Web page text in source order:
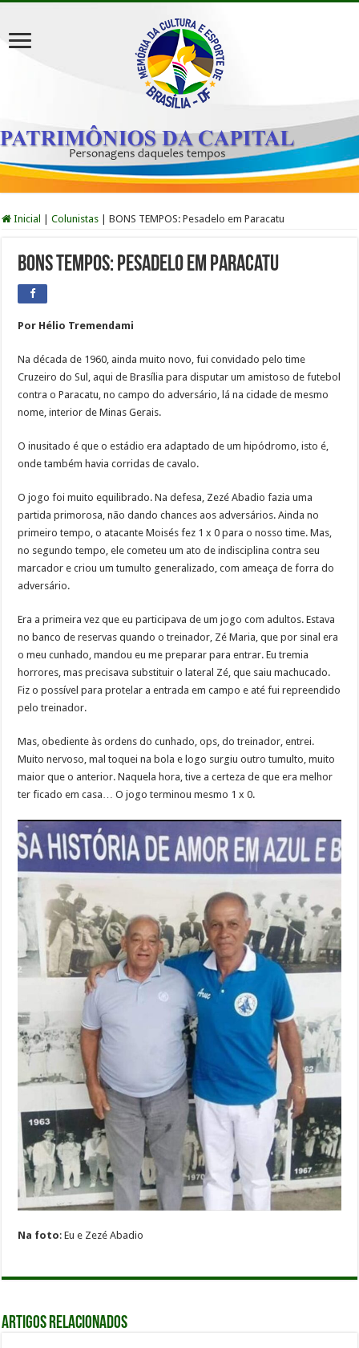
Inicial Colunistas BONS TEMPOS: Pesadelo em Paracatu
BONS TEMPOS: Pesadelo em Paracatu
Por Hélio Tremendami
Na década de 1960, ainda muito novo, fui convidado pelo time
Cruzeiro do Sul, aqui de Brasília para disputar um amistoso de futebol
contra o Paracatu, no campo do adversário, lá na cidade de mesmo
nome, interior de Minas Gerais.
O inusitado é que o estádio era adaptado de um hipódromo, isto é,
onde também havia corridas de cavalo.
O jogo foi muito equilibrado. Na defesa, Zezé Abadio fazia uma
partida primorosa, não dando chances aos adversários. Ainda no
primeiro tempo, o atacante Moisés fez 1 x 0 para o nosso time. Mas,
no segundo tempo, ele cometeu um ato de indisciplina contra seu
marcador e criou um tumulto generalizado, com ameaça de forra do
adversário.
Era a primeira vez que eu participava de um jogo com adultos. Estava
no banco de reservas quando o treinador, Zé Maria, que por sinal era
o meu cunhado, mandou eu me preparar para entrar. Eu tremia
horrores, mas precisava substituir o lateral Zé, que saiu machucado.
Fiz o possível para protelar a entrada em campo e até fui repreendido
pelo treinador.
Mas, obediente às ordens do cunhado, ops, do treinador, entrei.
Muito nervoso, mal toquei na bola e logo surgiu outro tumulto, muito
maior que o anterior. Naquela hora, tive a certeza de que era melhor
ter ficado em casa… O jogo terminou mesmo 1 x 0.
Na foto: Eu e Zezé Abadio
Artigos relacionados